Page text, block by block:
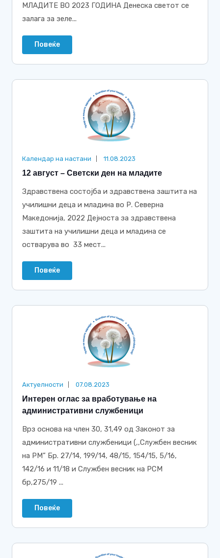
МЛАДИТЕ ВО 2023 ГОДИНА Денеска светот се
залага за зеле...
Повеќе
Календар на настани 11.08.2023
12 август – Светски ден на младите
Здравствена состојба и здравствена заштита на
училишни деца и младина во Р. Северна
Македонија, 2022 Дејноста за здравствена
заштита на училишни деца и младина се
остварува во 33 мест...
Повеќе
Актуелности 07.08.2023
Интерен оглас за вработување на
административни службеници
Врз основа на член 30, 31,49 од Законот за
административни службеници (,,Службен весник
на РМ” Бр. 27/14, 199/14, 48/15, 154/15, 5/16,
142/16 и 11/18 и Службен весник на РСМ
бр,275/19 ...
Повеќе